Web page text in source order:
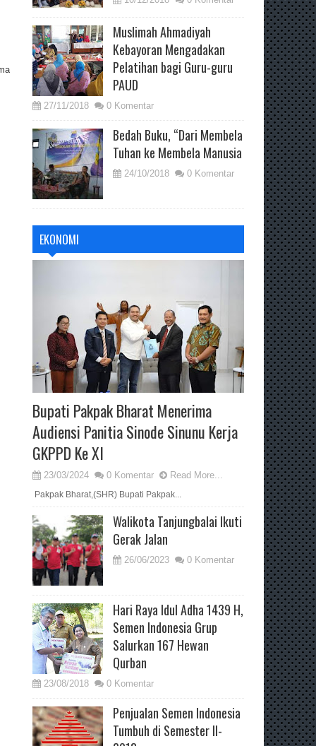
Muslimah Ahmadiyah
Kebayoran Mengadakan
Pelatihan bagi Guru-guru
PAUD
27/11/2018 0 Komentar
Bedah Buku, “Dari Membela
Tuhan ke Membela Manusia
24/10/2018 0 Komentar
EKONOMI
Bupati Pakpak Bharat Menerima
Audiensi Panitia Sinode Sinunu Kerja
GKPPD Ke XI
23/03/2024 0 Komentar Read More...
Pakpak Bharat,(SHR) Bupati Pakpak...
Walikota Tanjungbalai Ikuti
Gerak Jalan
26/06/2023 0 Komentar
Hari Raya Idul Adha 1439 H,
Semen Indonesia Grup
Salurkan 167 Hewan
Qurban
23/08/2018 0 Komentar
Penjualan Semen Indonesia
Tumbuh di Semester II-